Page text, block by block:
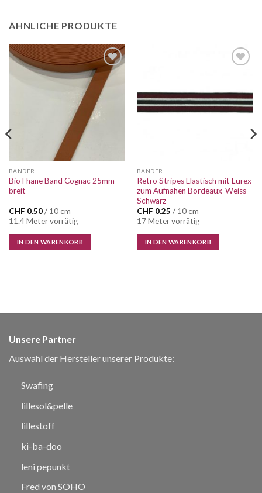
ÄHNLICHE PRODUKTE
Auf die
Wunschliste
BÄNDER
BioThane Band Cognac 25mm
breit
CHF 0.50/ 10 cm
11.4 Meter vorrätig
IN DEN WARENKORB
BÄNDER
Retro Stripes Elastisch mit Lurex
zum Aufnähen Bordeaux-Weiss-
Schwarz
CHF 0.25 / 10 cm
17 Meter vorrätig
IN DEN WARENKORB
Unsere Partner
Auswahl der Hersteller unserer Produkte:
Swafing
lillesol&pelle
lillestoff
ki-ba-doo
leni pepunkt
Fred von SOHO